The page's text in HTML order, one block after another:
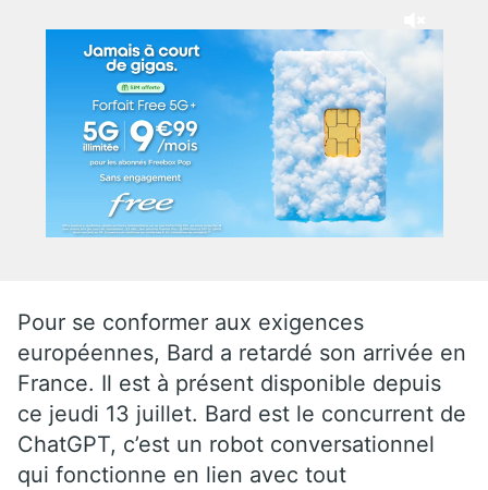
Pour se conformer aux exigences
européennes, Bard a retardé son arrivée en
France. Il est à présent disponible depuis
ce jeudi 13 juillet. Bard est le concurrent de
ChatGPT, c’est un robot conversationnel
qui fonctionne en lien avec tout